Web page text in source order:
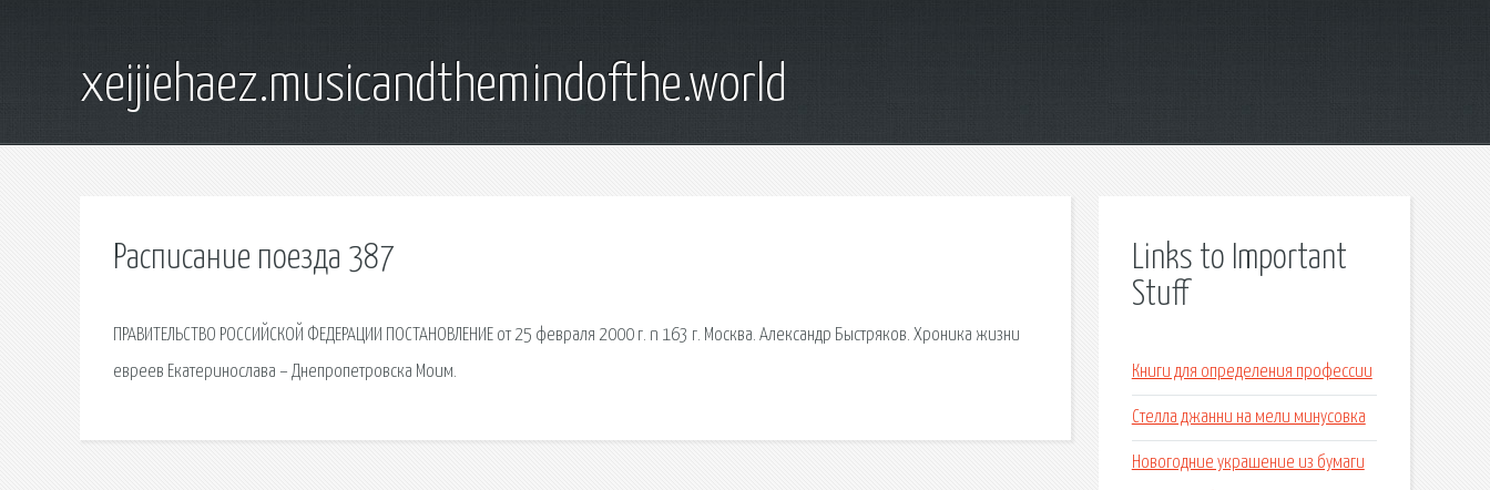
xeijiehaez.musicandthemindofthe.world
Расписание поезда 387
ПРАВИТЕЛЬСТВО РОССИЙСКОЙ ФЕДЕРАЦИИ ПОСТАНОВЛЕНИЕ от 25 февраля 2000 г. n 163 г. Москва. Александр Быстряков. Хроника жизни
евреев Екатеринослава – Днепропетровска Моим.
Links to Important
Stuff
Книги для определения профессии
Стелла джанни на мели минусовка
Новогодние украшение из бумаги